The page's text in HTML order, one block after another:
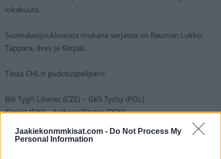
Jaakiekonmmkisat.com - Do Not Process My
Personal Information
lokakuuta.
Suomalaisjoukkueista mukana sarjassa on Rauman Lukko,
Tappara, Ilves ja Kärpät.
Tässä CHL:n pudotuspeliparit:
Bílí Tygři Liberec (CZE) − GKS Tychy (POL)
Kärpät (FIN) − Aalborg Pirates (DEN)
Red Bull Salzburg (AUT) − Tappara (FIN)